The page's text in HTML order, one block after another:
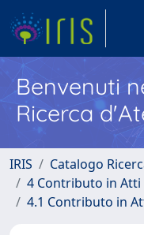
Benvenuti
Ricerca
IRIS
Catalogo
4 Contributo in Atti
4.1 Contributo in